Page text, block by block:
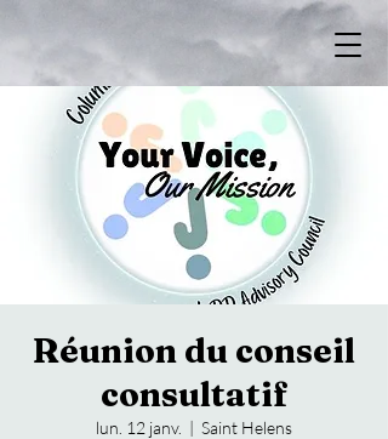
Réunion du conseil
consultatif
lun. 12 janv.
  |
Saint Helens